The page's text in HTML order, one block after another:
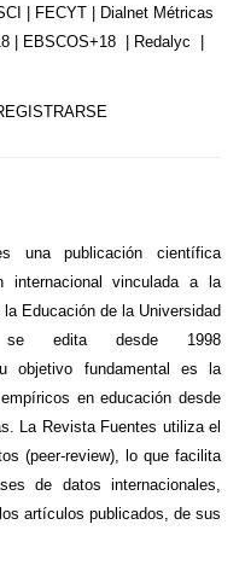
| FECYT | Dialnet Métricas
| EBSCOS+18 | Redalyc |
una publicación científica
internacional vinculada a la
Educación de la Universidad
edita desde 1998
objetivo fundamental es la
en educación desde
La Revista Fuentes utiliza el
(peer-review), lo que facilita
de datos internacionales,
artículos publicados, de sus